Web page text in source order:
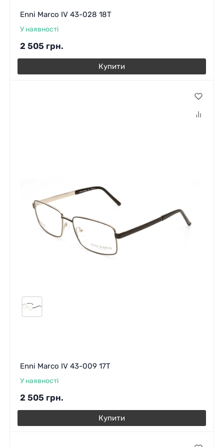
Enni Marco IV 43-028 18T
У наявності
2 505 грн.
Купити
Enni Marco IV 43-009 17T
У наявності
2 505 грн.
Купити